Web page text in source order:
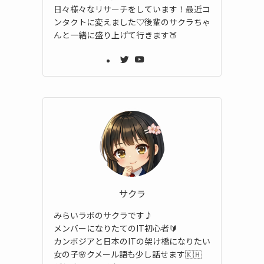
日々様々なリサーチをしています！最近コ
ンタクトに変えました♡後輩のサクラちゃ
んと一緒に盛り上げて行きます🍑
サクラ
みらいラボのサクラです♪
メンバーになりたてのIT初心者🔰
カンボジアと日本のITの架け橋になりたい
女の子🌸クメール語も少し話せます🇰🇭